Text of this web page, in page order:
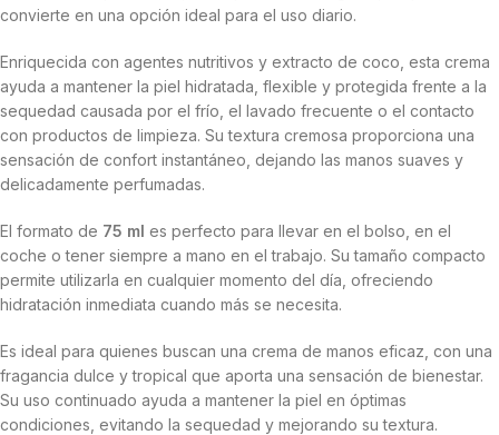
convierte en una opción ideal para el uso diario.
Enriquecida con agentes nutritivos y extracto de coco, esta crema
ayuda a mantener la piel hidratada, flexible y protegida frente a la
sequedad causada por el frío, el lavado frecuente o el contacto
con productos de limpieza. Su textura cremosa proporciona una
sensación de confort instantáneo, dejando las manos suaves y
delicadamente perfumadas.
El formato de 75 ml es perfecto para llevar en el bolso, en el
coche o tener siempre a mano en el trabajo. Su tamaño compacto
permite utilizarla en cualquier momento del día, ofreciendo
hidratación inmediata cuando más se necesita.
Es ideal para quienes buscan una crema de manos eficaz, con una
fragancia dulce y tropical que aporta una sensación de bienestar.
Su uso continuado ayuda a mantener la piel en óptimas
condiciones, evitando la sequedad y mejorando su textura.